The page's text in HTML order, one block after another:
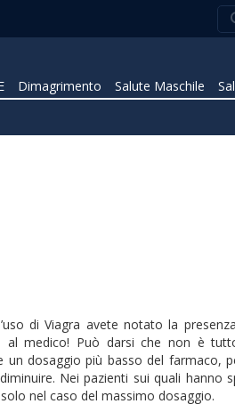
Dimagrimento Salute Maschile
di Viagra avete notato la
medico! Può darsi che non è
un dosaggio più basso del farmaco,
Nei pazienti sui quali hanno
nel caso del massimo dosaggio.